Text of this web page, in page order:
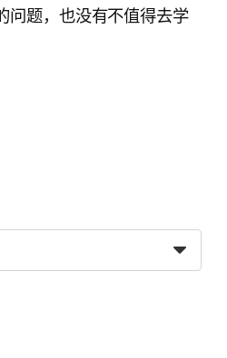
问题，也没有不值得去学